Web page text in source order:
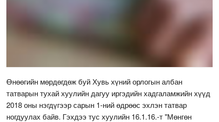
Өнөөгийн мөрдөгдөж буй Хувь хүний орлогын албан
татварын тухай хуулийн дагуу иргэдийн хадгаламжийн хүүд
2018 оны нэгдүгээр сарын 1-ний өдрөөс эхлэн татвар
ногдуулах байв. Гэхдээ тус хуулийн 16.1.16.-т "Мөнгөн